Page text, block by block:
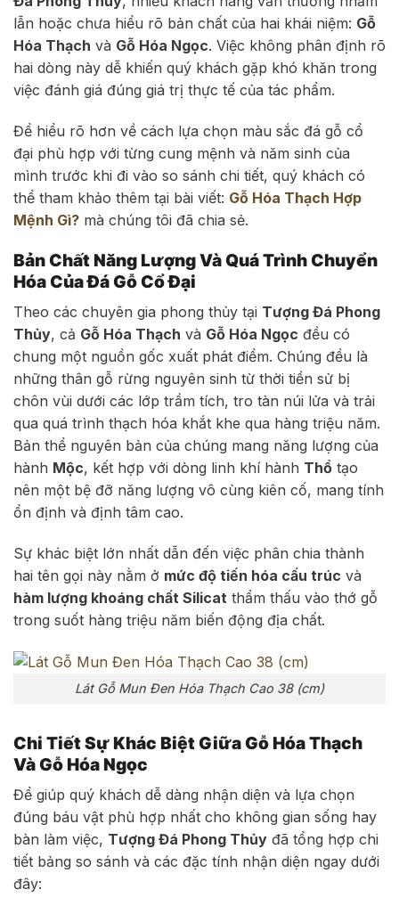
lẫn hoặc chưa hiểu rõ bản chất của hai khái niệm: Gỗ
Hóa Thạch và Gỗ Hóa Ngọc. Việc không phân định rõ
hai dòng này dễ khiến quý khách gặp khó khăn trong
việc đánh giá đúng giá trị thực tế của tác phẩm.
Để hiểu rõ hơn về cách lựa chọn màu sắc đá gỗ cổ
đại phù hợp với từng cung mệnh và năm sinh của
mình trước khi đi vào so sánh chi tiết, quý khách có
thể tham khảo thêm tại bài viết: Gỗ Hóa Thạch Hợp
Mệnh Gì? mà chúng tôi đã chia sẻ.
Bản Chất Năng Lượng Và Quá Trình Chuyển
Hóa Của Đá Gỗ Cổ Đại
Theo các chuyên gia phong thủy tại Tượng Đá Phong
Thủy, cả Gỗ Hóa Thạch và Gỗ Hóa Ngọc đều có
chung một nguồn gốc xuất phát điểm. Chúng đều là
những thân gỗ rừng nguyên sinh từ thời tiền sử bị
chôn vùi dưới các lớp trầm tích, tro tàn núi lửa và trải
qua quá trình thạch hóa khắt khe qua hàng triệu năm.
Bản thể nguyên bản của chúng mang năng lượng của
hành Mộc, kết hợp với dòng linh khí hành Thổ tạo
nên một bệ đỡ năng lượng vô cùng kiên cố, mang tính
ổn định và định tâm cao.
Sự khác biệt lớn nhất dẫn đến việc phân chia thành
hai tên gọi này nằm ở mức độ tiến hóa cấu trúc và
hàm lượng khoáng chất Silicat thẩm thấu vào thớ gỗ
trong suốt hàng triệu năm biến động địa chất.
Lát Gỗ Mun Đen Hóa Thạch Cao 38 (cm)
Chi Tiết Sự Khác Biệt Giữa Gỗ Hóa Thạch
Và Gỗ Hóa Ngọc
Để giúp quý khách dễ dàng nhận diện và lựa chọn
đúng báu vật phù hợp nhất cho không gian sống hay
bàn làm việc, Tượng Đá Phong Thủy đã tổng hợp chi
tiết bảng so sánh và các đặc tính nhận diện ngay dưới
đây: